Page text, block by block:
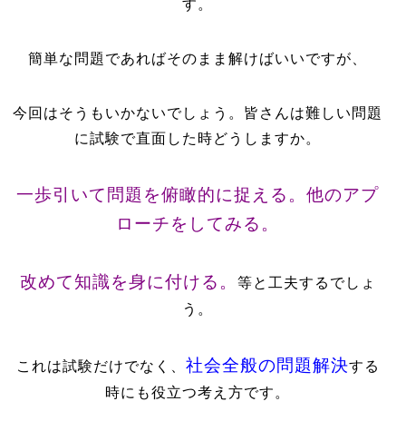
す。
簡単な問題であればそのまま解けばいいですが、
今回はそうもいかないでしょう。皆さんは難しい問題
に試験で直面した時どうしますか。
一歩引いて問題を俯瞰的に捉える。他のアプ
ローチをしてみる。
改めて知識を身に付ける。
等と工夫するでしょ
う。
これは試験だけでなく、 社会全般の問題解決する
時にも役立つ考え方です。